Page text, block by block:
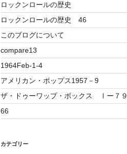
ロックンロールの歴史
ロックンロールの歴史 46
このブログについて
compare13
1964Feb-1-4
アメリカン・ポップス1957－9
ザ・ドゥーワップ・ボックス Ⅰー７９
66
カテゴリー